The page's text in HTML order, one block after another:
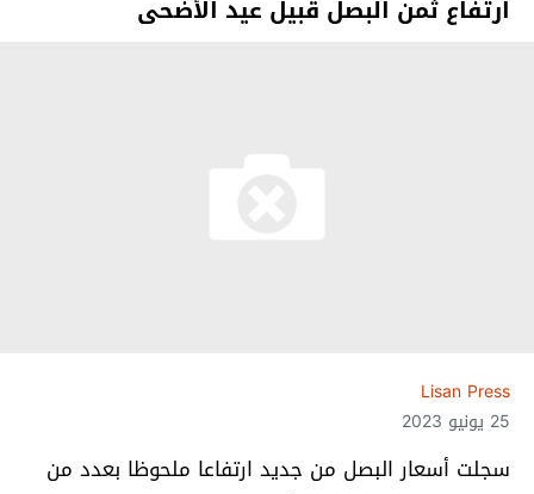
ارتفاع ثمن البصل قبيل عيد الأضحى
Lisan Press
25 يونيو 2023
سجلت أسعار البصل من جديد ارتفاعا ملحوظا بعدد من